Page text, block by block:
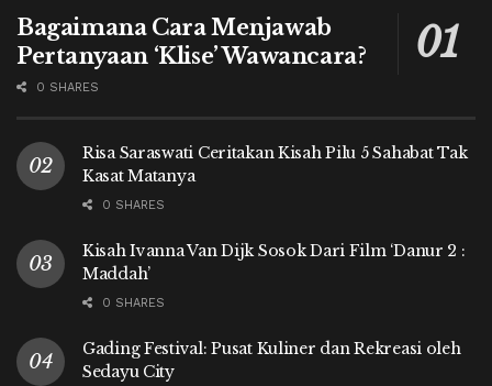
Bagaimana Cara Menjawab
Pertanyaan ‘Klise’ Wawancara?
0 SHARES
Risa Saraswati Ceritakan Kisah Pilu 5 Sahabat Tak
Kasat Matanya
0 SHARES
Kisah Ivanna Van Dijk Sosok Dari Film ‘Danur 2 :
Maddah’
0 SHARES
Gading Festival: Pusat Kuliner dan Rekreasi oleh
Sedayu City